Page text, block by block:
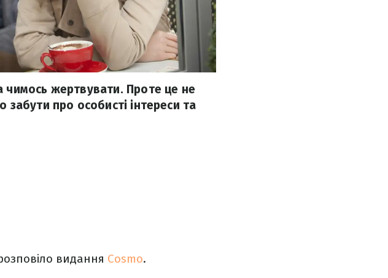
чимось жертвувати. Проте це не
про особисті інтереси та
видання Cosmo.